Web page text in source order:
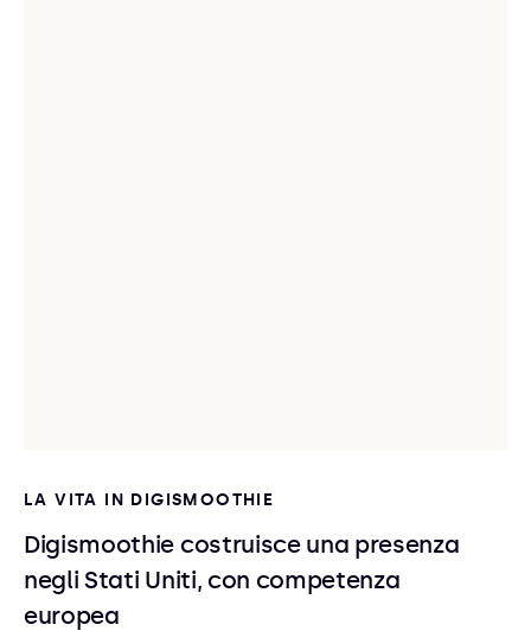
LA VITA IN DIGISMOOTHIE
Digismoothie costruisce una presenza
negli Stati Uniti, con competenza
europea